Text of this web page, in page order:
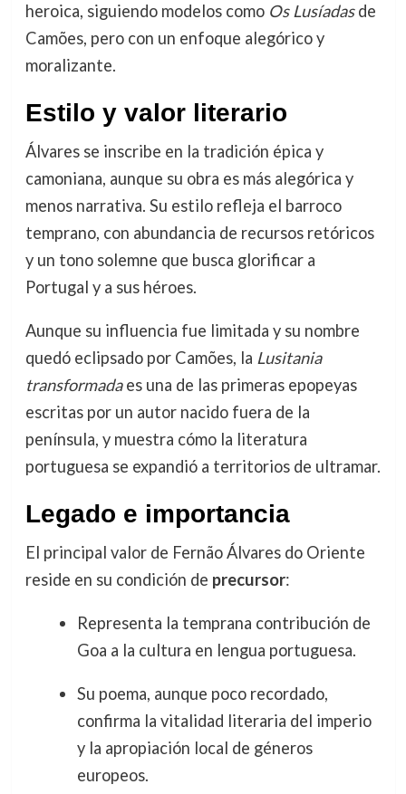
heroica, siguiendo modelos como Os Lusíadasde
Camões, pero con un enfoque alegórico y
moralizante.
Estilo y valor literario
Álvares se inscribe en la tradición épica y
camoniana, aunque su obra es más alegórica y
menos narrativa. Su estilo refleja el barroco
temprano, con abundancia de recursos retóricos
y un tono solemne que busca glorificar a
Portugal y a sus héroes.
Aunque su influencia fue limitada y su nombre
quedó eclipsado por Camões, la Lusitania
transformadaes una de las primeras epopeyas
escritas por un autor nacido fuera de la
península, y muestra cómo la literatura
portuguesa se expandió a territorios de ultramar.
Legado e importancia
El principal valor de Fernão Álvares do Oriente
reside en su condición de precursor:
Representa la temprana contribución de
Goa a la cultura en lengua portuguesa.
Su poema, aunque poco recordado,
confirma la vitalidad literaria del imperio
y la apropiación local de géneros
europeos.